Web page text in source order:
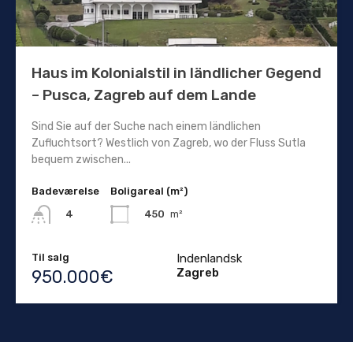
Haus im Kolonialstil in ländlicher Gegend
– Pusca, Zagreb auf dem Lande
Sind Sie auf der Suche nach einem ländlichen
Zufluchtsort? Westlich von Zagreb, wo der Fluss Sutla
bequem zwischen...
Badeværelse
4
Boligareal (m²)
450 m²
Til salg
950.000€
Indenlandsk
Zagreb